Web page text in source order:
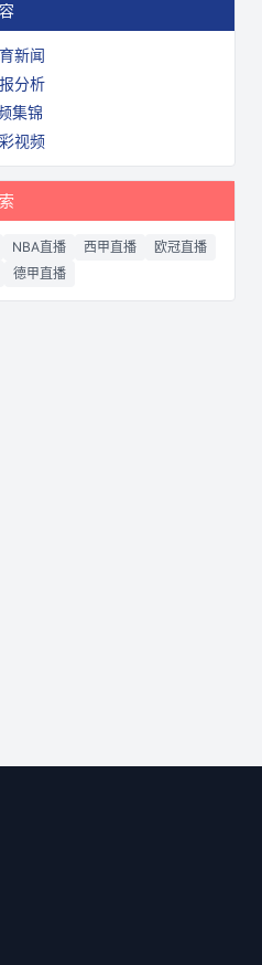
新闻
分析
集锦
视频
NBA直播 西甲直播
欧冠直播
德甲直播